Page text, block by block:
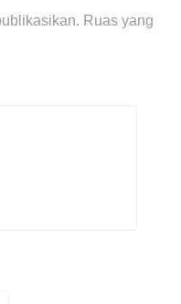
Ruas yang